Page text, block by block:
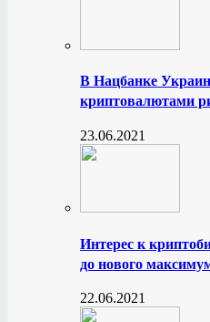
В Нацбанке
криптовалютами
23.06.2021
Интерес к
до нового
22.06.2021